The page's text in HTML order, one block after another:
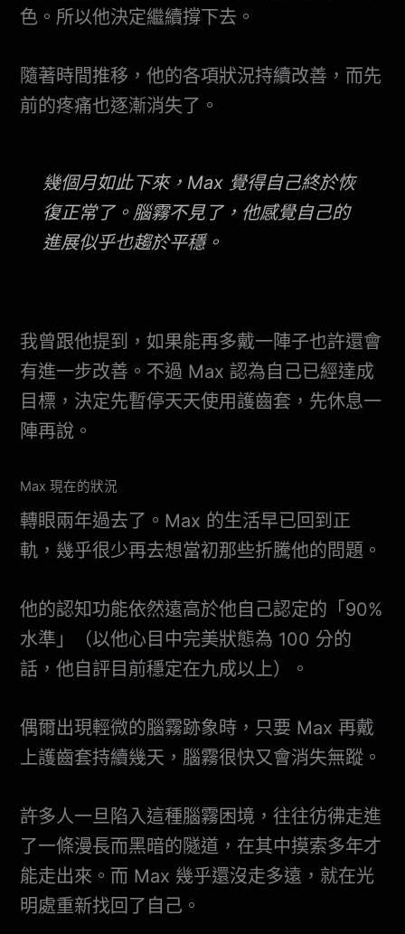
色。所以他決定繼續撐下去。
隨著時間推移，他的各項狀況持續改善，而先
前的疼痛也逐漸消失了。
幾個月如此下來，Max 覺得自己終於恢
復正常了。腦霧不見了，他感覺自己的
進展似乎也趨於平穩。
我曾跟他提到，如果能再多戴一陣子也許還會
有進一步改善。不過 Max 認為自己已經達成
目標，決定先暫停天天使用護齒套，先休息一
陣再說。
Max 現在的狀況
轉眼兩年過去了。Max 的生活早已回到正
軌，幾乎很少再去想當初那些折騰他的問題。
他的認知功能依然遠高於他自己認定的「90%
水準」（以他心目中完美狀態為 100 分的
話，他自評目前穩定在九成以上）。
偶爾出現輕微的腦霧跡象時，只要 Max 再戴
上護齒套持續幾天，腦霧很快又會消失無蹤。
許多人一旦陷入這種腦霧困境，往往彷彿走進
了一條漫長而黑暗的隧道，在其中摸索多年才
能走出來。而 Max 幾乎還沒走多遠，就在光
明處重新找回了自己。